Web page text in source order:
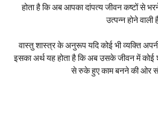
होता है कि अब आपका दांपत्य जीवन कष्टों से
उत्पन्न होने वाली
वास्तु शास्त्र के अनुरूप यदि कोई भी व्यक्ति
इसका अर्थ यह होता है कि अब उसके जीवन में कोई
से रुके हुए काम बनने की ओर